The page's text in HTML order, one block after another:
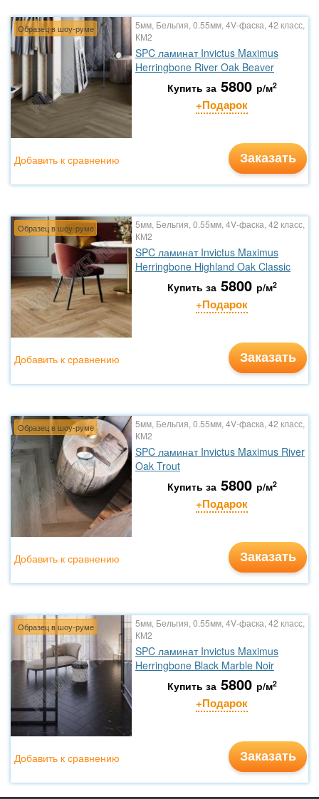
Образец в шоу-руме
5мм, Бельгия, 0.55мм, 4V-фаска, 42 класс,
КМ2
SPC ламинат Invictus Maximus
Herringbone River Oak Beaver
Купить за 5800 р/м2
+Подарок
Заказать
Добавить к сравнению
Образец в шоу-руме
5мм, Бельгия, 0.55мм, 4V-фаска, 42 класс,
КМ2
SPC ламинат Invictus Maximus
Herringbone Highland Oak Classic
Купить за 5800 р/м2
+Подарок
Заказать
Добавить к сравнению
Образец в шоу-руме
5мм, Бельгия, 0.55мм, 4V-фаска, 42 класс,
КМ2
SPC ламинат Invictus Maximus River
Oak Trout
Купить за 5800 р/м2
+Подарок
Заказать
Добавить к сравнению
Образец в шоу-руме
5мм, Бельгия, 0.55мм, 4V-фаска, 42 класс,
КМ2
SPC ламинат Invictus Maximus
Herringbone Black Marble Noir
Купить за 5800 р/м2
+Подарок
Заказать
Добавить к сравнению